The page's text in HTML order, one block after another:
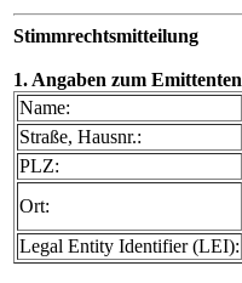
Stimmrechtsmitteilung
1. Angaben zum Emittenten
Name:
Straße, Hausnr.:
PLZ:
Ort:
Legal Entity Identifier (LEI):